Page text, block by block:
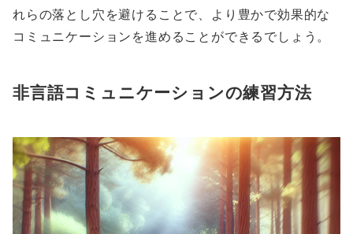
れらの落とし穴を避けることで、より豊かで効果的な
コミュニケーションを進めることができるでしょう。
非言語コミュニケーションの練習方法